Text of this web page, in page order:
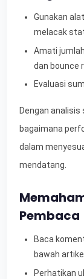
Gunakan
melacak
Amati
dan bounce
Evaluasi
Dengan
bagaimana
dalam
mendatang.
Pembaca
Baca
bawah
Perhatikan